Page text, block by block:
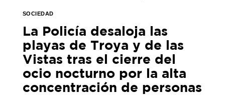
SOCIEDAD
La Policía desaloja las
playas de Troya y de las
Vistas tras el cierre del
ocio nocturno por la alta
concentración de personas